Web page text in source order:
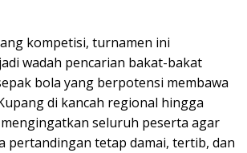
kompetisi, turnamen ini
wadah pencarian bakat-bakat
bola yang berpotensi membawa
di kancah regional hingga
seluruh peserta agar
pertandingan tetap damai, tertib, dan